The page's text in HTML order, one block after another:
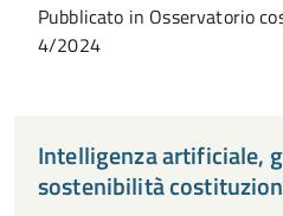
Pubblicato in Osservatorio
4/2024
Intelligenza artificiale,
sostenibilità